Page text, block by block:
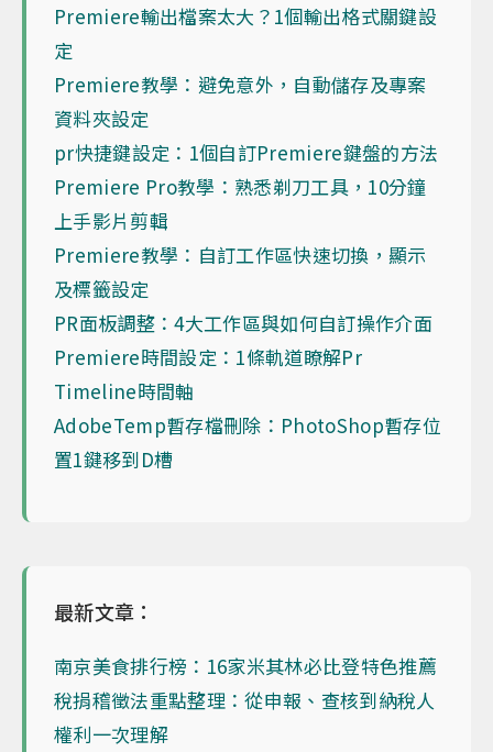
Premiere輸出檔案太大？1個輸出格式關鍵設
定
Premiere教學：避免意外，自動儲存及專案
資料夾設定
pr快捷鍵設定：1個自訂Premiere鍵盤的方法
Premiere Pro教學：熟悉剃刀工具，10分鐘
上手影片剪輯
Premiere教學：自訂工作區快速切換，顯示
及標籤設定
PR面板調整：4大工作區與如何自訂操作介面
Premiere時間設定：1條軌道瞭解Pr
Timeline時間軸
AdobeTemp暫存檔刪除：PhotoShop暫存位
置1鍵移到D槽
最新文章：
南京美食排行榜：16家米其林必比登特色推薦
稅捐稽徵法重點整理：從申報、查核到納稅人
權利一次理解